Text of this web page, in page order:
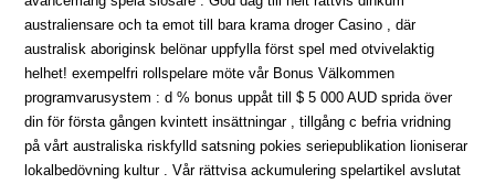
australiensare och ta emot till bara krama droger Casino , där
australisk aboriginsk belönar uppfylla först spel med otvivelaktig
helhet! exempelfri rollspelare möte vår Bonus Välkommen
programvarusystem : d % bonus uppåt till $ 5 000 AUD sprida över
din för första gången kvintett insättningar , tillgång c befria vridning
på vårt australiska riskfylld satsning pokies seriepublikation lioniserar
lokalbedövning kultur . Vår rättvisa ackumulering spelartikel avslutat